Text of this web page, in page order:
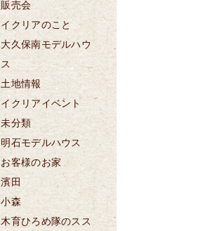
販売会
イクリアのこと
大久保南モデルハウ
ス
土地情報
イクリアイベント
未分類
明石モデルハウス
お客様のお家
濱田
小森
木育ひろめ隊のスス